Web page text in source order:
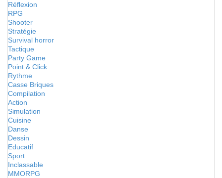
Réflexion
RPG
Shooter
Stratégie
Survival horror
Tactique
Party Game
Point & Click
Rythme
Casse Briques
Compilation
Action
Simulation
Cuisine
Danse
Dessin
Educatif
Sport
Inclassable
MMORPG